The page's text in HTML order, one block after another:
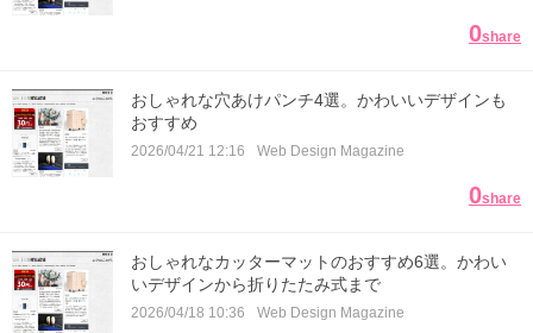
0share
おしゃれな穴あけパンチ4選。かわいいデザインも
おすすめ
2026/04/21 12:16 Web Design Magazine
0share
おしゃれなカッターマットのおすすめ6選。かわい
いデザインから折りたたみ式まで
2026/04/18 10:36 Web Design Magazine